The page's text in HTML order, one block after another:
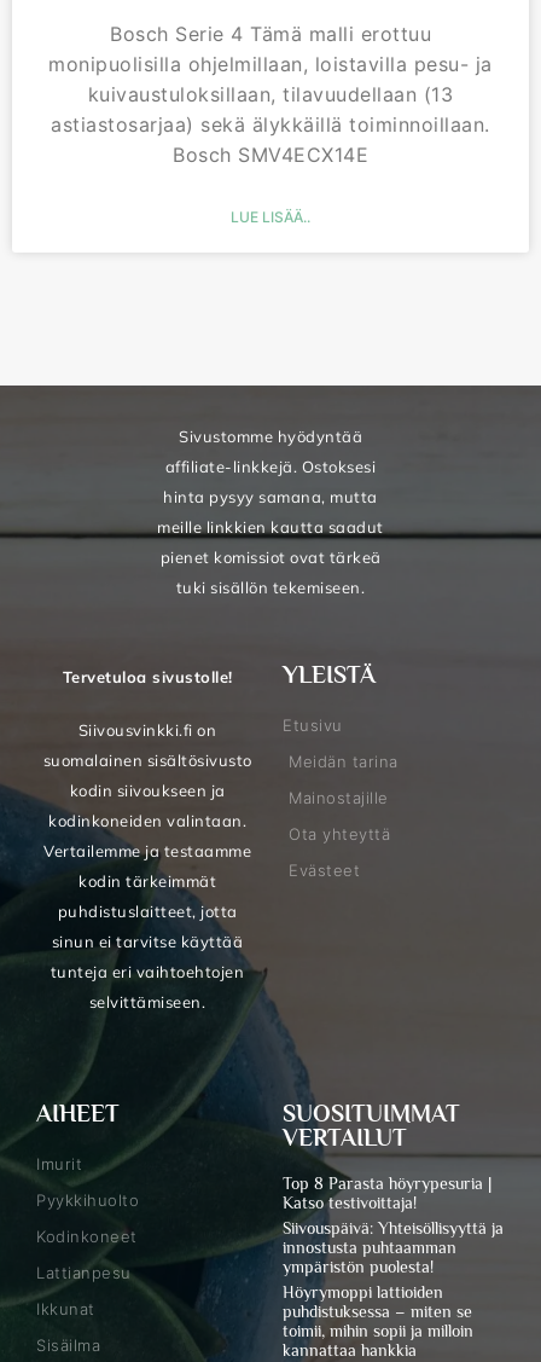
Bosch Serie 4 Tämä malli erottuu
monipuolisilla ohjelmillaan, loistavilla pesu- ja
kuivaustuloksillaan, tilavuudellaan (13
astiastosarjaa) sekä älykkäillä toiminnoillaan.
Bosch SMV4ECX14E
LUE LISÄÄ..
Sivustomme hyödyntää
affiliate-linkkejä. Ostoksesi
hinta pysyy samana, mutta
meille linkkien kautta saadut
pienet komissiot ovat tärkeä
tuki sisällön tekemiseen.
Tervetuloa sivustolle!
Siivousvinkki.fi on
suomalainen sisältösivusto
kodin siivoukseen ja
kodinkoneiden valintaan.
Vertailemme ja testaamme
kodin tärkeimmät
puhdistuslaitteet, jotta
sinun ei tarvitse käyttää
tunteja eri vaihtoehtojen
selvittämiseen.
YLEISTÄ
Etusivu
Meidän tarina
Mainostajille
Ota yhteyttä
Evästeet
AIHEET
Imurit
Pyykkihuolto
Kodinkoneet
Lattianpesu
Ikkunat
Sisäilma
SUOSITUIMMAT
VERTAILUT
Top 8 Parasta höyrypesuria |
Katso testivoittaja!
Siivouspäivä: Yhteisöllisyyttä ja
innostusta puhtaamman
ympäristön puolesta!
Höyrymoppi lattioiden
puhdistuksessa – miten se
toimii, mihin sopii ja milloin
kannattaa hankkia